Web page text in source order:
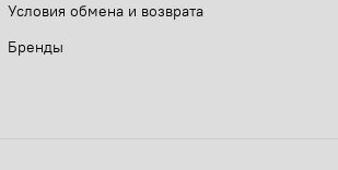
Условия обмена и возврата
Бренды